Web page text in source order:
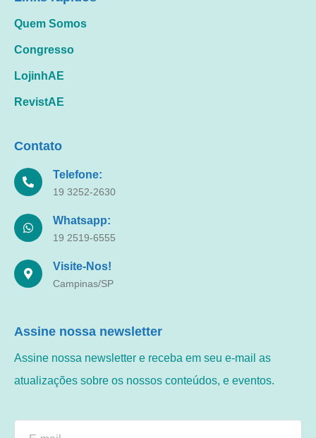
Quem Somos
Congresso
LojinhAE
RevistAE
Contato
Telefone:
19 3252-2630
Whatsapp:
19 2519-6555
Visite-Nos!
Campinas/SP
Assine nossa newsletter
Assine nossa newsletter e receba em seu e-mail as
atualizações sobre os nossos conteúdos, e eventos.